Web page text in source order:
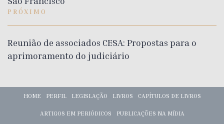
PRÓXIMO
Reunião de associados CESA: Propostas para o
aprimoramento do judiciário
HOME PERFIL LEGISLAÇÃO LIVROS CAPÍTULOS DE LIVROS
ARTIGOS EM PERIÓDICOS PUBLICAÇÕES NA MÍDIA